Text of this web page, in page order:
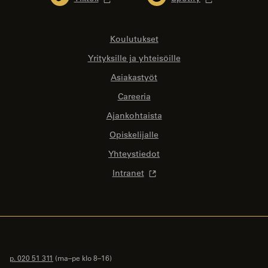
Koulutukset
Yrityksille ja yhteisöille
Asiakastyöt
Careeria
Ajankohtaista
Opiskelijalle
Yhteystiedot
Intranet
p. 020 51 311 (ma–pe klo 8–16)